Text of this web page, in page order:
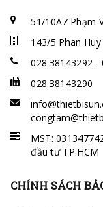
51/10A7 Phạm
143/5 Phan
028.38143292 -
028.38143290
MST:
đầu tư TP.HCM
CHÍNH SÁCH